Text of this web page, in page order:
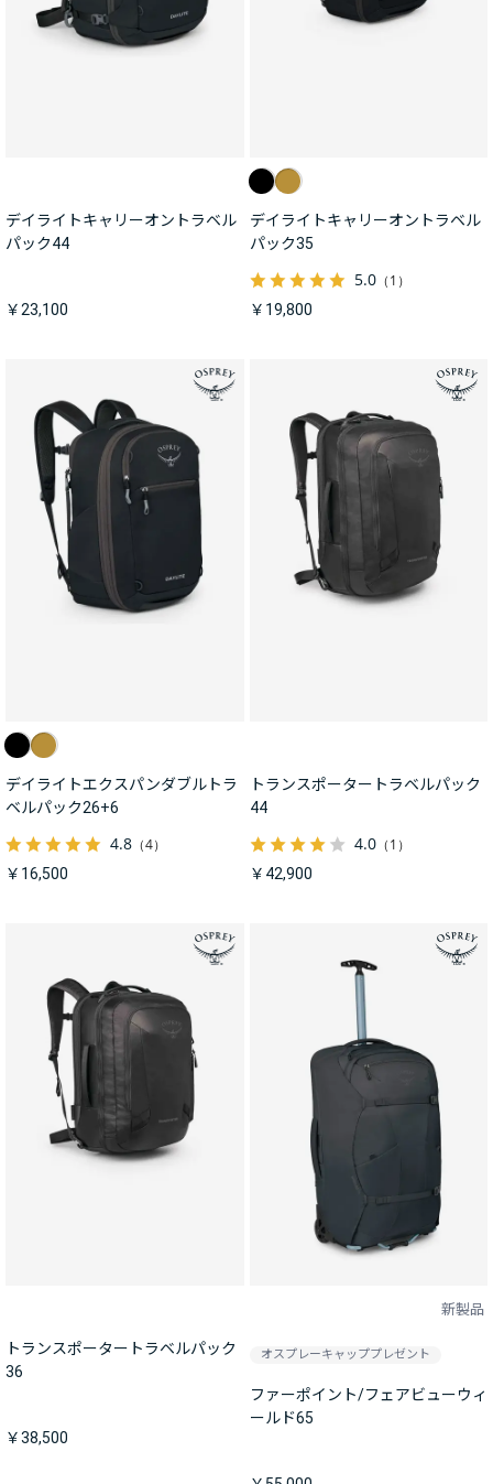
デイライトキャリーオントラベル
パック44
￥23,100
デイライトキャリーオントラベル
パック35
5.0（1）
￥19,800
デイライトエクスパンダブルトラ
ベルパック26+6
4.8 （4）
￥16,500
トランスポータートラベルパック
44
4.0（1）
￥42,900
トランスポータートラベルパック
36
￥38,500
新製品
オスプレーキャッププレゼント
ファーポイント/フェアビューウィ
ールド65